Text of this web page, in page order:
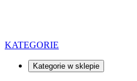
KATEGORIE
Kategorie w sklepie